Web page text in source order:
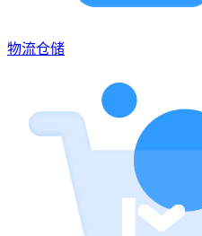
物流仓储